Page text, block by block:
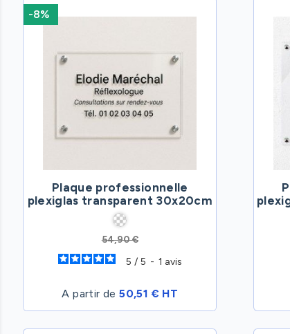
Plaque professionnelle
plexiglas transparent 30x20cm
54,90 €
5 / 5 - 1 avis
A partir de50,51 € HT
-8%